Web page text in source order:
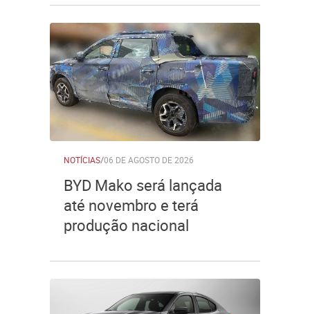
NOTÍCIAS/06 DE AGOSTO DE 2026
BYD Mako será lançada
até novembro e terá
produção nacional